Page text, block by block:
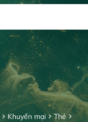
Khuyến mại Thẻ